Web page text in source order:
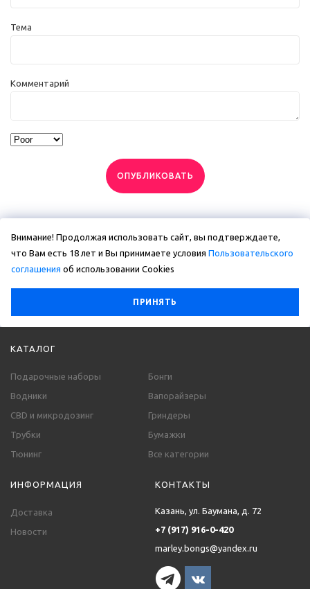
Тема
Комментарий
ОПУБЛИКОВАТЬ
Внимание! Продолжая использовать сайт, вы подтверждаете,
что Вам есть 18 лет и Вы принимаете условия Пользовательского
соглашения об использовании Сookies
ПРИНЯТЬ
КАТАЛОГ
Подарочные наборы
Бонги
Водники
Вапорайзеры
CBD и микродозинг
Гриндеры
Трубки
Бумажки
Тюнинг
Все категории
ИНФОРМАЦИЯ
Доставка
Новости
КОНТАКТЫ
Казань, ул. Баумана, д. 72
+7 (917) 916-0-420
marley.bongs@yandex.ru